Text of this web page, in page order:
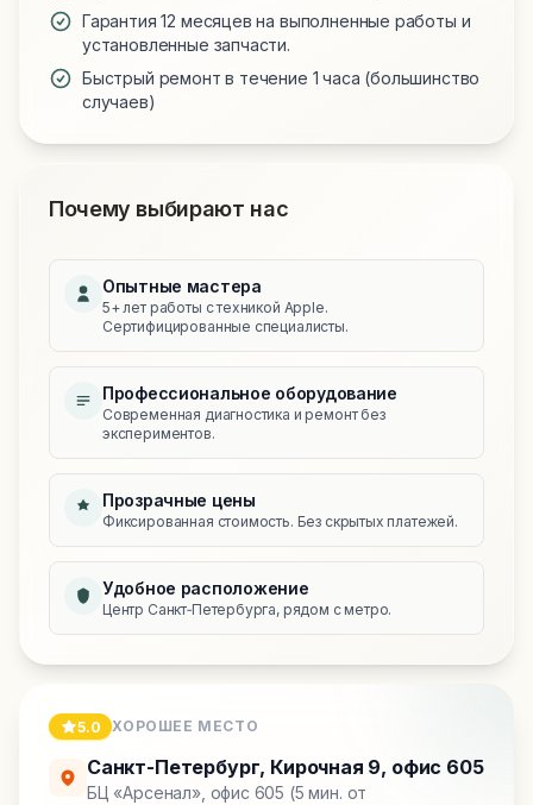
Гарантия 12 месяцев на выполненные работы и
установленные запчасти.
Быстрый ремонт в течение 1 часа (большинство
случаев)
Почему выбирают нас
Опытные мастера
5+ лет работы с техникой Apple.
Сертифицированные специалисты.
Профессиональное оборудование
Современная диагностика и ремонт без
экспериментов.
Прозрачные цены
Фиксированная стоимость. Без скрытых платежей.
Удобное расположение
Центр Санкт‑Петербурга, рядом с метро.
5.0 ХОРОШЕЕ МЕСТО
Санкт-Петербург, Кирочная 9, офис 605
БЦ «Арсенал», офис 605 (5 мин. от